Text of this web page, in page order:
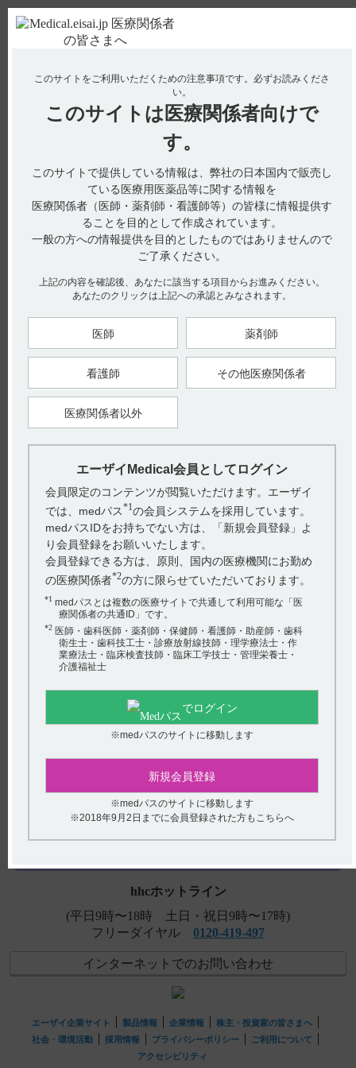
使用期限検索 Drug Information
No : 1850
【テオロング】 薬物相互作用（併用禁忌・併用
注意など）について教えて下さい。
【テオロング】
薬物相互作用（併用禁忌・併用注意など）について教えて下さ
電子添文には、薬物相互作用に関する以下の記載があります。
本剤は主として薬物代謝酵素CYP1A2で代謝される。
10.1 併用禁忌（併用しないこと）
1）テオロング錠50mg・100mg・200mg電子添文 2024年5月改訂
（第2版） 10.相互作用
【更新年月】
2024年10月
戻る
関連するQ&A
【テオロング】 半減期・Cmaxなど、血中濃度の推移を教
【テオロング】 重要な基本的注意について教えてくださ
い。
とについて教えてください。
【テオロング】 食事の影響について教えてください。
(選択してください)
このサイトをご利用いただくための注意事項です。 必ずお読みくださ
い。
このサイトは 医療関係者向けで
す。
このサイトで提供している情報は、弊社の日本国内で販売し
ている医療用医薬品等に関する情報を
医療関係者（医師・薬剤師・看護師等）の皆様に情報提供す
ることを目的として作成されています。
一般の方への情報提供を目的としたものではありませんので
ご了承ください。
上記の内容を確認後、あなたに該当する項目からお進みください。
あなたのクリックは上記への承認とみなされます。
医師 薬剤師
看護師 その他医療関係者
医療関係者以外
エーザイMedical会員としてログイン
会員限定のコンテンツが閲覧いただけます。エーザイ
では、medパス*1の会員システムを採用しています。
medパスIDをお持ちでない方は、「新規会員登録」よ
り会員登録をお願いいたします。
会員登録できる方は、原則、国内の医療機関にお勤め
の医療関係者*2の方に限らせていただいております。
*1 medパスとは複数の医療サイトで共通して利用可能な「医
療関係者の共通ID」です。
*2 医師・歯科医師・薬剤師・保健師・看護師・助産師・歯科
衛生士・歯科技工士・診療放射線技師・理学療法士・作
業療法士・臨床検査技師・臨床工学技士・管理栄養士・
介護福祉士
でログイン
※medパスのサイトに移動します
新規会員登録
※medパスのサイトに移動します
※2018年9月2日までに会員登録された方もこちらへ
hhcホットライン
(平日9時〜18時 土日・祝日9時〜17時)
フリーダイヤル 0120-419-497
インターネットでのお問い合わせ
エーザイ企業サイト 製品情報 企業情報
株主・投資家の皆さまへ
社会・環境活動
採用情報 プライバシーポリシー
ご利用について
アクセシビリティ